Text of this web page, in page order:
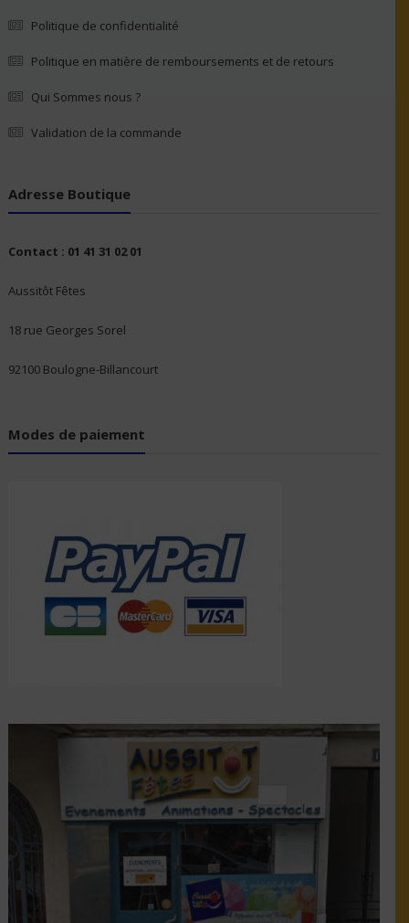
Politique de confidentialité
Politique en matière de remboursements et de retours
Qui Sommes nous ?
Validation de la commande
Adresse Boutique
Contact : 01 41 31 02 01
Aussitôt Fêtes
18 rue Georges Sorel
92100 Boulogne-Billancourt
Modes de paiement